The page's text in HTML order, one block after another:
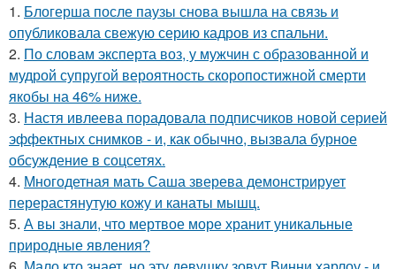
1. Блогерша после паузы снова вышла на связь и
опубликовала свежую серию кадров из спальни.
2. По словам эксперта воз, у мужчин с образованной и
мудрой супругой вероятность скоропостижной смерти
якобы на 46% ниже.
3. Настя ивлеева порадовала подписчиков новой серией
эффектных снимков - и, как обычно, вызвала бурное
обсуждение в соцсетях.
4. Многодетная мать Саша зверева демонстрирует
перерастянутую кожу и канаты мышц.
5. А вы знали, что мертвое море хранит уникальные
природные явления?